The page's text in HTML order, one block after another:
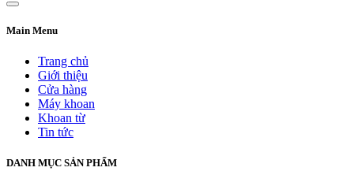
Main Menu
Trang chủ
Giới thiệu
Cửa hàng
Máy khoan
Khoan từ
Tin tức
DANH MỤC SẢN PHẨM